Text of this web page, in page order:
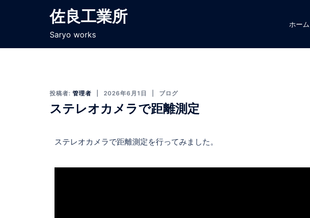
佐良工業所
Saryo works
ホーム
投稿者: 管理者 2026年6月1日 ブログ
ステレオカメラで距離測定
ステレオカメラで距離測定を行ってみました。